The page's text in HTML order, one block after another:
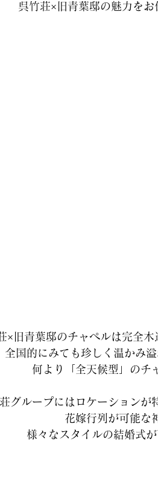
呉竹荘×旧青葉邸の魅力をお
×旧青葉邸のチャペルは完全木
全国的にみても珍しく温かみ溢
何より「全天候型」のチ
グループにはロケーションが
花嫁行列が可能な
様々なスタイルの結婚式が